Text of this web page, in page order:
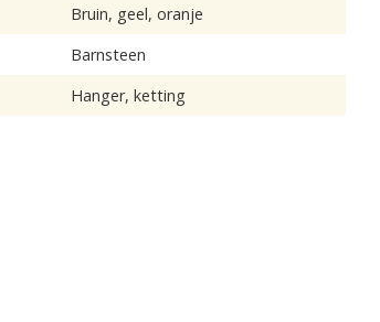
Bruin, geel, oranje
Barnsteen
Hanger, ketting